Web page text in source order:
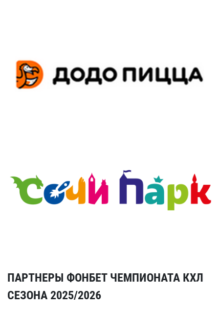
ПАРТНЕРЫ ФОНБЕТ ЧЕМПИОНАТА КХЛ
СЕЗОНА 2025/2026